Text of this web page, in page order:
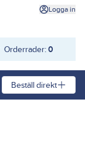
Logga in
Orderrader: 0
Beställ direkt